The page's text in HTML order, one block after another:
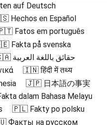
auf Deutsch
Hechos en Español
Fatos em português
Fakta på svenska
🇸🇦 حقائق باللغة العربية
🇮🇳 हिंदी में तथ्य
🇯🇵 日本語の事実
dalam Bahasa Melayu
🇵🇱 Fakty po polsku
Факты на русском